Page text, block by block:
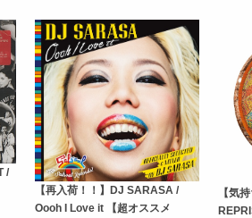
/
【再入荷！！】DJ SARASA /
Oooh I Love it 【超オススメ
【気